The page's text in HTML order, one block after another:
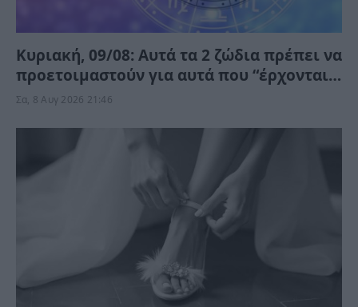
Κυριακή, 09/08: Αυτά τα 2 ζώδια πρέπει να
προετοιμαστούν για αυτά που “έρχονται”
– Ποιοι κερδίζουν;
Σα, 8 Αυγ 2026 21:46